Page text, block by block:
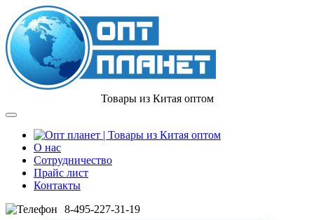
Товары из Китая оптом
О нас
Сотрудничество
Прайс лист
Контакты
8-495-227-31-19